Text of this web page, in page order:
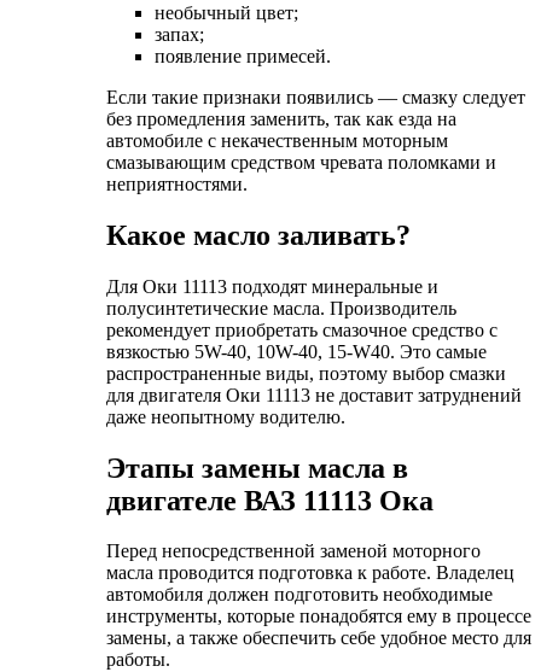
необычный цвет;
запах;
появление примесей.
Если такие признаки появились — смазку следует
без промедления заменить, так как езда на
автомобиле с некачественным моторным
смазывающим средством чревата поломками и
неприятностями.
Какое масло заливать?
Для Оки 11113 подходят минеральные и
полусинтетические масла. Производитель
рекомендует приобретать смазочное средство с
вязкостью 5W-40, 10W-40, 15-W40. Это самые
распространенные виды, поэтому выбор смазки
для двигателя Оки 11113 не доставит затруднений
даже неопытному водителю.
Этапы замены масла в
двигателе ВАЗ 11113 Ока
Перед непосредственной заменой моторного
масла проводится подготовка к работе. Владелец
автомобиля должен подготовить необходимые
инструменты, которые понадобятся ему в процессе
замены, а также обеспечить себе удобное место для
работы.